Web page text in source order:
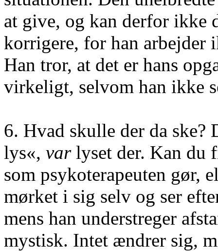
at give, og kan derfor ikke
korrigere, for han arbejder
Han tror, at det er hans
virkeligt, selvom han ikke
6. Hvad skulle der da ske?
lys«, varlyset der. Kan du
som psykoterapeuten gør,
mørket i sig selv og ser
mens han understreger
mystisk. Intet ændrer sig,